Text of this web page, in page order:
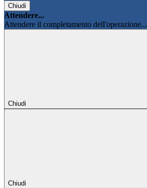
Chiudi
Attendere...
Attendere il completamento dell'operazione...
Chiudi
Chiudi